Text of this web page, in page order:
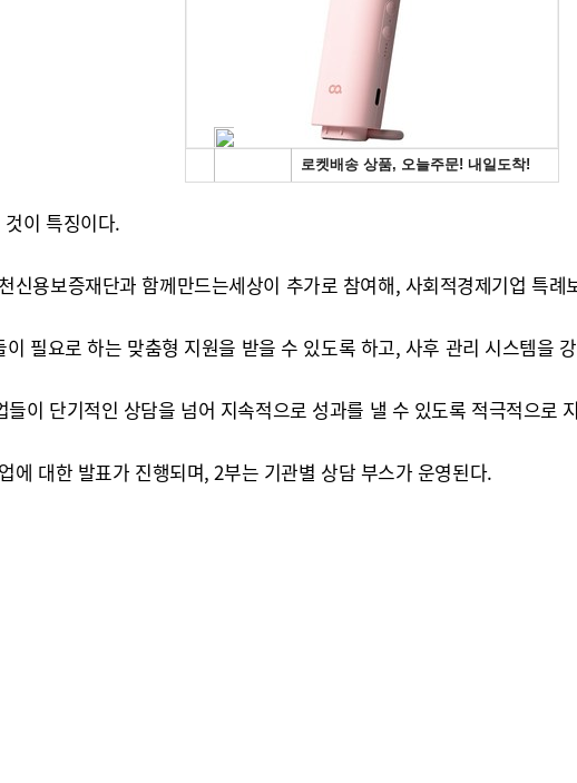
이 특징이다.
신용보증재단과 함께만드는세상이 추가로 참여해, 사회적경제기업 특
필요로 하는 맞춤형 지원을 받을 수 있도록 하고, 사후 관리 시스템을
이 단기적인 상담을 넘어 지속적으로 성과를 낼 수 있도록 적극적으로
에 대한 발표가 진행되며, 2부는 기관별 상담 부스가 운영된다.